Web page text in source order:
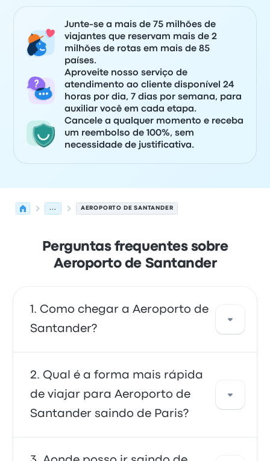
Junte-se a mais de 75 milhões de
viajantes que reservam mais de 2
milhões de rotas em mais de 85
países.
Aproveite nosso serviço de
atendimento ao cliente disponível 24
horas por dia, 7 dias por semana, para
auxiliar você em cada etapa.
Cancele a qualquer momento e receba
um reembolso de 100%, sem
necessidade de justificativa.
... AEROPORTO DE SANTANDER
Perguntas frequentes sobre
Aeroporto de Santander
Como chegar a Aeroporto de
Santander?
Você pode pegar o ônibus, que dá acesso
direto ao aeroporto. Você também pode
pegar um táxi ou usar um serviço de
compartilhamento de corridas.
Qual é a forma mais rápida
de viajar para Aeroporto de
Santander saindo de Paris?
O meio mais rápido de ir e voltar de